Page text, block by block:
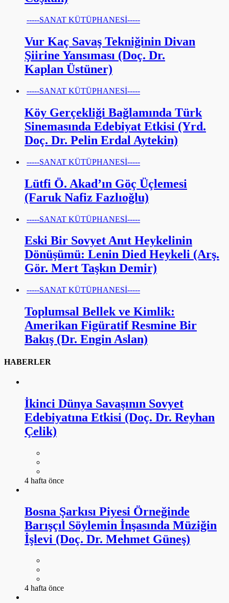
-----SANAT KÜTÜPHANESİ-----
Vur Kaç Savaş Tekniğinin Divan
Şiirine Yansıması (Doç. Dr.
Kaplan Üstüner)
-----SANAT KÜTÜPHANESİ-----
Köy Gerçekliği Bağlamında Türk
Sinemasında Edebiyat Etkisi (Yrd.
Doç. Dr. Pelin Erdal Aytekin)
-----SANAT KÜTÜPHANESİ-----
Lütfi Ö. Akad’ın Göç Üçlemesi
(Faruk Nafiz Fazlıoğlu)
-----SANAT KÜTÜPHANESİ-----
Eski Bir Sovyet Anıt Heykelinin
Dönüşümü: Lenin Died Heykeli (Arş.
Gör. Mert Taşkın Demir)
-----SANAT KÜTÜPHANESİ-----
Toplumsal Bellek ve Kimlik:
Amerikan Figüratif Resmine Bir
Bakış (Dr. Engin Aslan)
HABERLER
İkinci Dünya Savaşının Sovyet
Edebiyatına Etkisi (Doç. Dr. Reyhan
Çelik)
4 hafta önce
Bosna Şarkısı Piyesi Örneğinde
Barışçıl Söylemin İnşasında Müziğin
İşlevi (Doç. Dr. Mehmet Güneş)
4 hafta önce